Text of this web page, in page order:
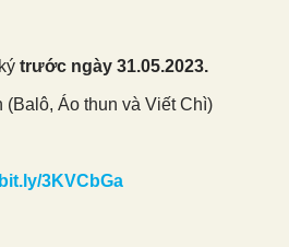
trước ngày 31.05.2023.
(Balô, Áo thun và Viết Chì)
3KVCbGa